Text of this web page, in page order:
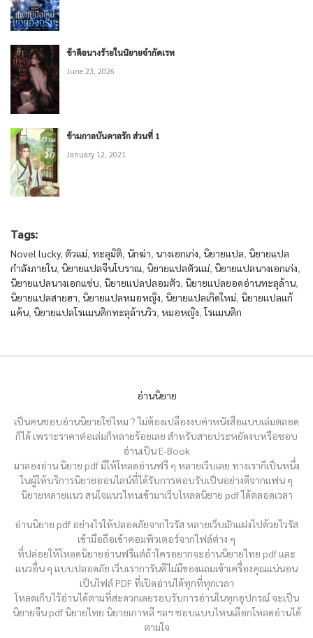
ข้าคือนางร้ายในนิยายจำกัดเรท
June 23, 2026
ข้ามกาลบันดาลรัก ส่วนที่ 1
January 12, 2021
Tags:
Novel lucky, ตัวแม่, ทะลุมิติ, นักฆ่า, นางเอกเก่ง, นิยายแปล, นิยายแปล
กำลังภายใน, นิยายแปลจีนโบราณ, นิยายแปลตัวแม่, นิยายแปลนางเอกเก่ง,
นิยายแปลนางเอกแซ่บ, นิยายแปลปลอมตัว, นิยายแปลยอดอ่านทะลุล้าน,
นิยายแปลสายฮา, นิยายแปลหมอหญิง, นิยายแปลเกิดใหม่, นิยายแปลแก้
แค้น, นิยายแปลโรแมนติกทะลุล้านวิว, หมอหญิง,โรแมนติก
อ่านนิยาย
เป็นคนชอบอ่านนิยายใช่ไหม ? ไม่ต้องเปลืองงบค่าหนังสือแบบเล่มตลอด
ก็ได้ เพราะราคาต่อเล่มก็หลายร้อยเลย สำหรับสายประหยัดงบหรือชอบ
อ่านเป็น E-Book
มาลองอ่าน นิยาย pdf มีให้โหลดอ่านฟรี ๆ หลายเว็บเลย ทางเราก็เป็นหนึ่ง
ในผู้ให้บริการนิยายออนไลน์ที่ได้รับการตอบรับเป็นอย่างดีจากแฟน ๆ
นิยายหลายแนว สนใจแนวไหนเข้ามาเว็บโหลดนิยาย pdf ได้ตลอดเวลา
อ่านนิยาย pdf อย่างไรให้ปลอดภัยจากไวรัส หลายเว็บมักแฝงไปด้วยไวรัส
เข้ามือถือเข้าคอมพิวเตอร์จากไฟล์ต่าง ๆ
ที่ปล่อยให้โหลดนิยายอ่านฟรีแต่ถ้าใครอยากจะอ่านนิยายไทย pdf และ
แนวอื่น ๆ แบบปลอดภัย เว็บเราการันตีไม่มีของแถมเข้าเครื่องคุณแน่นอน
เป็นไฟล์ PDF ที่เปิดอ่านได้ทุกที่ทุกเวลา
โหลดเก็บไว้อ่านได้ตามที่สะดวกเลยรอบรับการอ่านในทุกอุปกรณ์ จะเป็น
นิยายจีน pdf นิยายไทย นิยายเกาหลี ฯลฯ ชอบแบบไหนเลือกโหลดอ่านได้
ตามใจ